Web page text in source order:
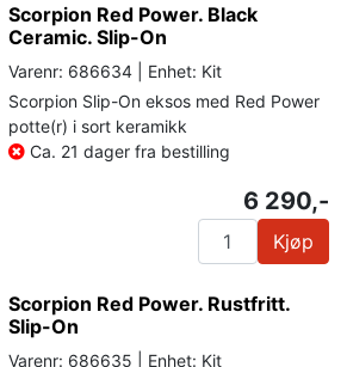
Scorpion Red Power. Black
Ceramic. Slip-On
Varenr: 686634 | Enhet: Kit
Scorpion Slip-On eksos med Red Power
potte(r) i sort keramikk
Ca. 21 dager fra bestilling
6 290,-
Kjøp
Scorpion Red Power. Rustfritt.
Slip-On
Varenr: 686635 | Enhet: Kit